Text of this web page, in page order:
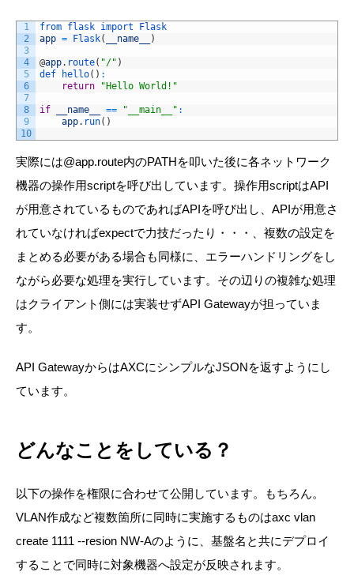
1
2
3
4
5
6
7
8
9
10
from flask import Flask
app = Flask( __name__ )
@app. route( "/" )
def
hello( ) :
return
"Hello World!"
if __name__ == "__main__" :
app. run( )
実際には@app.route内のPATHを叩いた後に各ネットワーク
機器の操作用scriptを呼び出しています。操作用scriptはAPI
が用意されているものであればAPIを呼び出し、APIが用意さ
れていなければexpectで力技だったり・・・、複数の設定を
まとめる必要がある場合も同様に、エラーハンドリングをし
ながら必要な処理を実行しています。その辺りの複雑な処理
はクライアント側には実装せずAPI Gatewayが担っていま
す。
API GatewayからはAXCにシンプルなJSONを返すようにし
ています。
どんなことをしている？
以下の操作を権限に合わせて公開しています。もちろん。
VLAN作成など複数箇所に同時に実施するものはaxc vlan
create 1111 --resion NW-Aのように、基盤名と共にデプロイ
することで同時に対象機器へ設定が反映されます。